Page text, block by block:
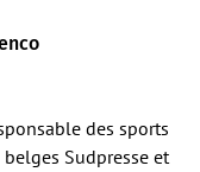
des sports
Sudpresse et